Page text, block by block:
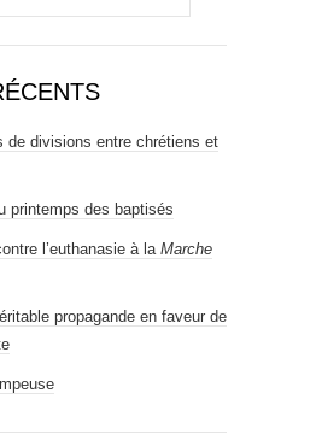
de divisions entre chrétiens et
printemps des baptisés
l’euthanasie à la Marche
propagande en faveur de